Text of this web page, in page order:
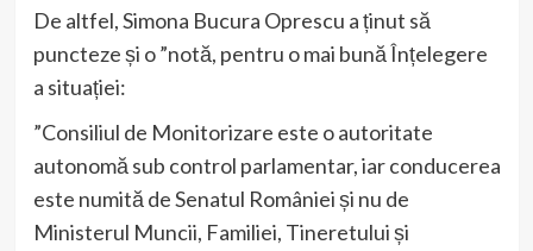
De altfel, Simona Bucura Oprescu a ținut să
puncteze și o ”notă, pentru o mai bună Înțelegere
a situației:
”Consiliul de Monitorizare este o autoritate
autonomă sub control parlamentar, iar conducerea
este numită de Senatul României și nu de
Ministerul Muncii, Familiei, Tineretului și